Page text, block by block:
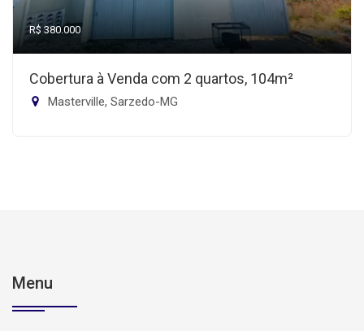
R$ 380.000
Cobertura à Venda com 2 quartos, 104m²
Masterville, Sarzedo-MG
Menu